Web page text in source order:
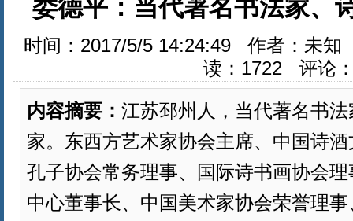
娄德平：当代著名书法家、
时间：2017/5/5 14:24:49 作者：未
读： 1722评论
内容摘要： 江苏邳州人，当代著名书
家。东西方艺术家协会主席、中国诗
孔子协会常务理事、国际诗书画协会
中心董事长、中国美术家协会荣誉理